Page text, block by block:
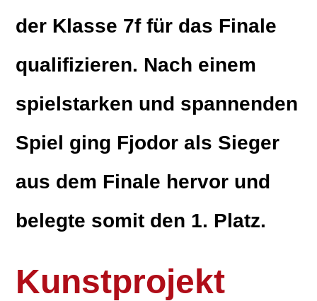
der Klasse 7f für das Finale
qualifizieren. Nach einem
spielstarken und spannenden
Spiel ging Fjodor als Sieger
aus dem Finale hervor und
belegte somit den 1. Platz.
Kunstprojekt